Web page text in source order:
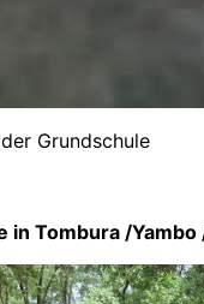
Grundschule
in Tombura /Yambo